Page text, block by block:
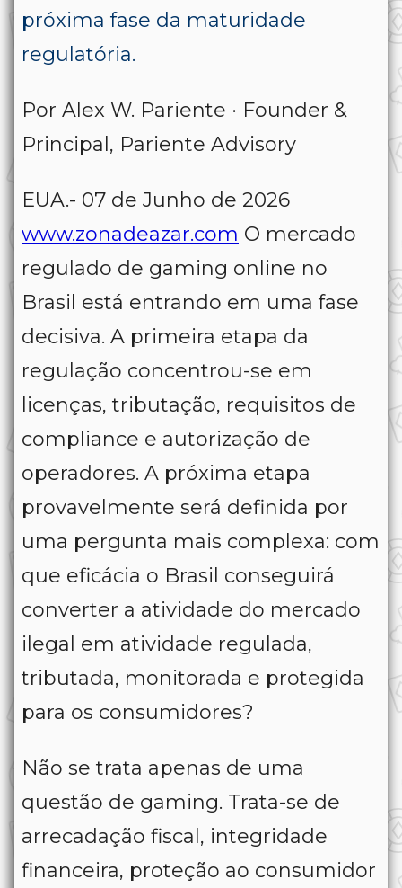
próxima fase da maturidade
regulatória.
Por Alex W. Pariente · Founder &
Principal, Pariente Advisory
EUA.- 07 de Junho de 2026
www.zonadeazar.com O mercado
regulado de gaming online no
Brasil está entrando em uma fase
decisiva. A primeira etapa da
regulação concentrou-se em
licenças, tributação, requisitos de
compliance e autorização de
operadores. A próxima etapa
provavelmente será definida por
uma pergunta mais complexa: com
que eficácia o Brasil conseguirá
converter a atividade do mercado
ilegal em atividade regulada,
tributada, monitorada e protegida
para os consumidores?
Não se trata apenas de uma
questão de gaming. Trata-se de
arrecadação fiscal, integridade
financeira, proteção ao consumidor